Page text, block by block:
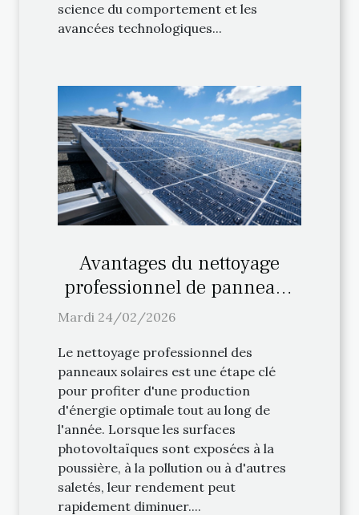
science du comportement et les
avancées technologiques...
Avantages du nettoyage
professionnel de panneaux
solaires
Mardi 24/02/2026
Le nettoyage professionnel des
panneaux solaires est une étape clé
pour profiter d'une production
d'énergie optimale tout au long de
l'année. Lorsque les surfaces
photovoltaïques sont exposées à la
poussière, à la pollution ou à d'autres
saletés, leur rendement peut
rapidement diminuer....